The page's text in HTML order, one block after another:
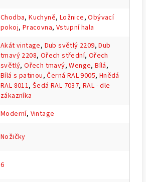
Chodba,Kuchyně, Ložnice,Obývací
pokoj, Pracovna, Vstupní hala
Akát vintage, Dub světlý 2209,Dub
tmavý 2208, Ořech střední, Ořech
světlý,Ořech tmavý,Wenge,Bílá,
Bílá s patinou,Černá RAL 9005, Hnědá
RAL 8011,Šedá RAL 7037,RAL - dle
zákazníka
Moderní, Vintage
Nožičky
6